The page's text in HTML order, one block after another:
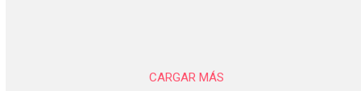
CARGAR MÁS